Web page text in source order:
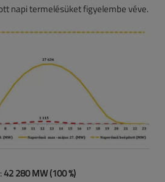
napi termelésüket figyelembe véve.
42 280 MW (100 %)